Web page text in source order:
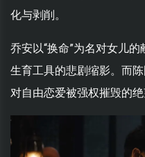
化与剥削。
乔安以“换命”为名对女儿
生育工具的悲剧缩影。而
对自由恋爱被强权摧毁的绝